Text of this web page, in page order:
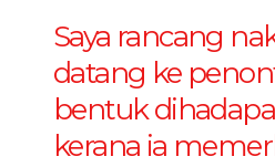
Saya rancang
datang ke
bentuk
kerana ia